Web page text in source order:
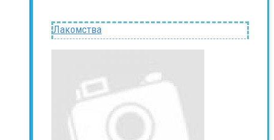
Лакомства